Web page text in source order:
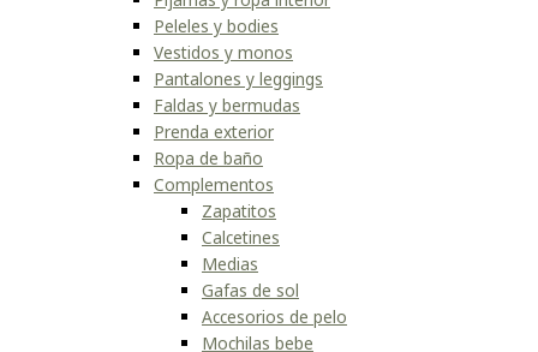
Peleles y bodies
Vestidos y monos
Pantalones y leggings
Faldas y bermudas
Prenda exterior
Ropa de baño
Complementos
Zapatitos
Calcetines
Medias
Gafas de sol
Accesorios de pelo
Mochilas bebe